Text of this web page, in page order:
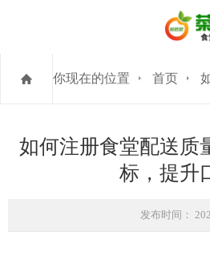
你现在的位置 首页 如
如何注册食堂配送质
标，提升
发布时间：